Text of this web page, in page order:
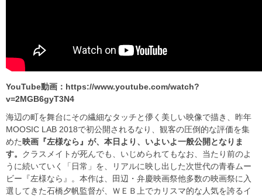
YouTube動画：https://www.youtube.com/watch?
v=2MGB6gyT3N4
海辺の町を舞台にその繊細なタッチと儚く美しい映像で描き、昨年
MOOSIC LAB 2018で初公開されるなり、観客の圧倒的な評価を集
めた映画『左様なら』が、本日より、いよいよ一般公開となりま
す。 クラスメイトが死んでも、いじめられてもなお、当たり前のよ
うに続いていく「日常」を、リアルに映し出した次世代の青春ムー
ビー『左様なら』。本作は、田辺・弁慶映画祭他多数の映画祭に入
選してきた石橋夕帆監督が、ＷＥＢ上でカリスマ的な人気を誇るイ